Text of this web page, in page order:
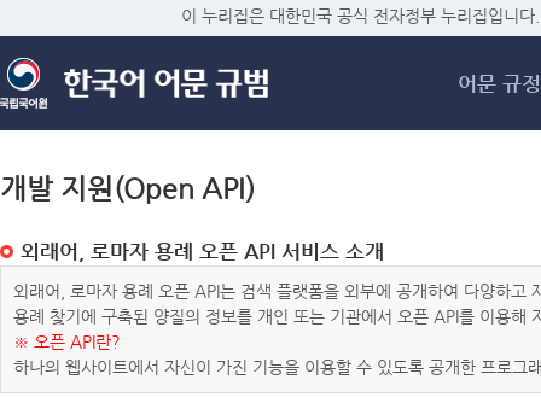
메
이 누리집은 대한민국 공식 전자정부 누리집입니다.
어문 규정
개발 지원(Open API)
외래어, 로마자 용례 오픈 API 서비스 소개
외래어, 로마자 용례 오픈 API는 검색 플랫폼을 외부에 공개하여 다양하
용례 찾기에 구축된 양질의 정보를 개인 또는 기관에서 오픈 API를 이용해
※ 오픈 API란?
하나의 웹사이트에서 자신이 가진 기능을 이용할 수 있도록 공개한 프로그